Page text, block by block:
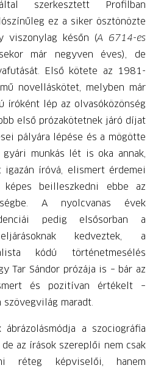
szerkesztett Profilban
ez a siker ösztönözte
viszonylag későn (A 6714-es
már negyven éves), de
Első kötete az 1981-
novelláskötet, melyben már
íróként lép az olvasóközönség
első prózakötetnek járó díjat
pályára lépése és a mögötte
munkás lét is oka annak,
igazán íróvá, elismert érdemei
beilleszkedni ebbe az
A nyolcvanas évek
pedig elsősorban a
kedveztek, a
kódú történetmesélés
Tar Sándor prózája is – bár az
és pozitívan értékelt –
maradt.
a szociográfia
az írások szereplői nem csak
réteg képviselői, hanem